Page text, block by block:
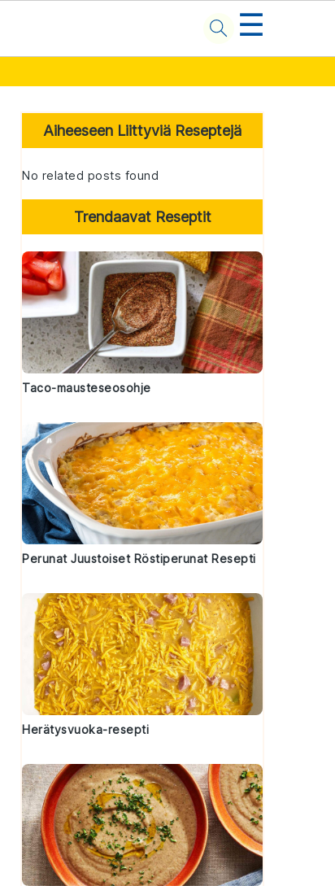
☰
Primary
Sidebar
Aiheeseen Liittyviä Reseptejä
No related posts found
Trendaavat Reseptit
Taco-mausteseosohje
Perunat Juustoiset Röstiperunat Resepti
Herätysvuoka-resepti